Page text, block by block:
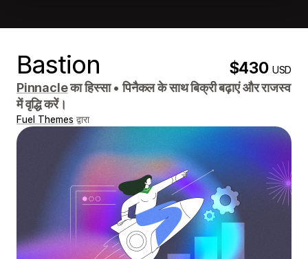
Bastion $430USD
Pinnacleका हिस्सा• पिनैकल के साथ बिक्री बढ़ाएं और राजस्व
में वृद्धि करें।
Fuel Themes द्वारा